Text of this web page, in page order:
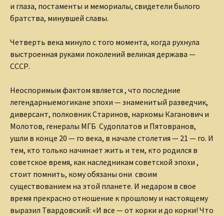
и глаза, постаменты и мемориалы, свидетели былого
братства, минувшей славы.
Четверть века минуло с того момента, когда рухнула
выстроенная руками поколений великая держава —
СССР.
Неоспоримым фактом является , что последние
легендарныемогикане эпохи — знаменитый разведчик,
диверсант, полковникСтаринов, наркомы Каганович и
Молотов, генералы МГБ Судоплатов и Пятовранов,
ушли в конце 20 — го века, в начале столетия — 21 — го. И
тем, кто только начинает жить и тем, кто родился в
советское время, как наследникам советской эпохи ,
стоит помнить, кому обязаны они своим
существованием на этой планете. И недаром в свое
время прекрасно отношение к прошлому и настоящему
выразил Твардовский: «И все — от корки и до корки! Что